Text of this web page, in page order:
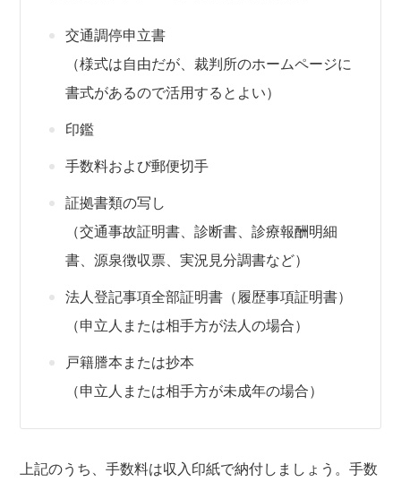
交通調停申立書
（様式は自由だが、裁判所のホームページに
書式があるので活用するとよい）
印鑑
手数料および郵便切手
証拠書類の写し
（交通事故証明書、診断書、診療報酬明細
書、源泉徴収票、実況見分調書など）
法人登記事項全部証明書（履歴事項証明書）
（申立人または相手方が法人の場合）
戸籍謄本または抄本
（申立人または相手方が未成年の場合）
上記のうち、手数料は収入印紙で納付しましょう。手数